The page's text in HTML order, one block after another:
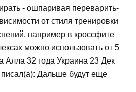
- ошпаривая переварить-
от стиля тренировки
например в кроссфите
можно использовать от 5
Алла 32 года Украина 23 Дек
Дальше будут еще